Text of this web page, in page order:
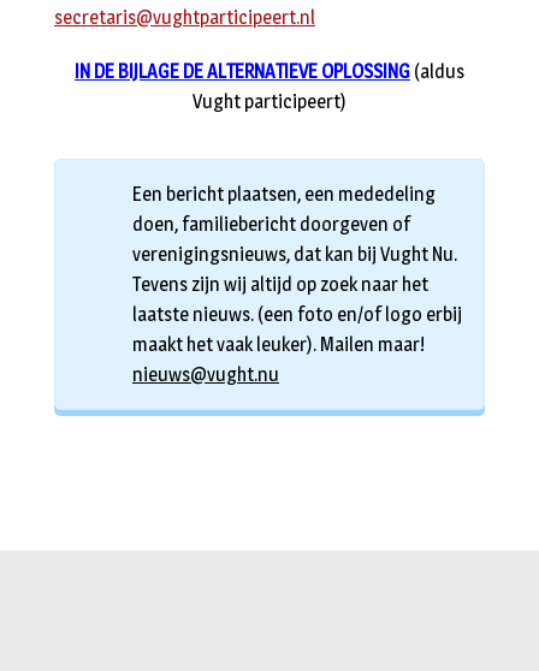
secretaris@vughtparticipeert.nl
IN DE BIJLAGE DE ALTERNATIEVE OPLOSSING (aldus
Vught participeert)
Een bericht plaatsen, een mededeling
doen, familiebericht doorgeven of
verenigingsnieuws, dat kan bij Vught Nu.
Tevens zijn wij altijd op zoek naar het
laatste nieuws. (een foto en/of logo erbij
maakt het vaak leuker). Mailen maar!
nieuws@vught.nu